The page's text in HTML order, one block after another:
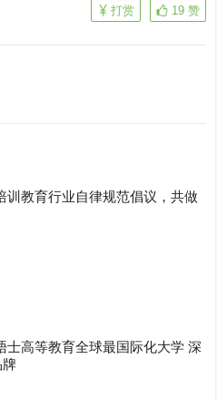
19 赞
打赏
训教育行业自律规范倡议，共做
士高等教育全球最国际化大学 深
牌